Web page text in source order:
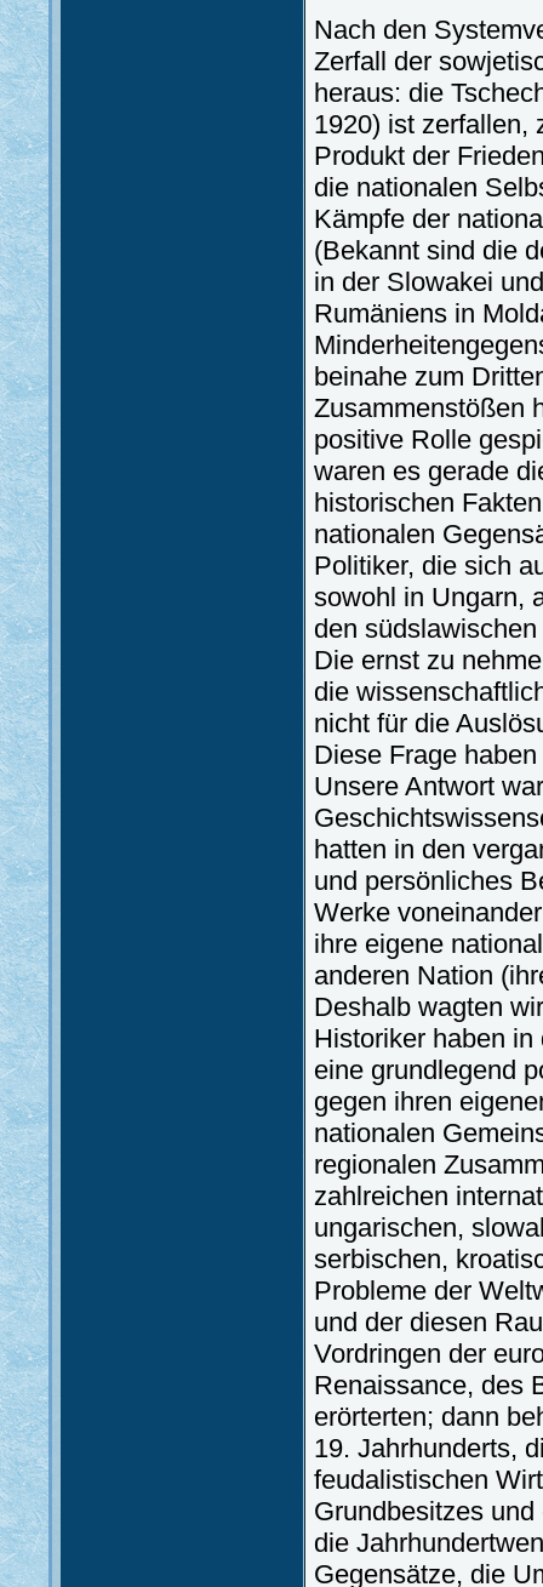
Nach den
Zerfall der
heraus: die
1920) ist zerfallen,
Produkt der
die nationalen
Kämpfe der
(Bekannt sind die
in der Slowakei
Rumäniens in
beinahe zum
Zusammenstößen
positive Rolle
waren es gerade
historischen
nationalen
Politiker, die sich
sowohl in Ungarn,
den
Die ernst zu
die
nicht für die
Diese Frage
Unsere Antwort
hatten in den
und persönliches
Werke
ihre eigene
anderen Nation
Deshalb wagten
Historiker haben
eine grundlegend
gegen ihren
nationalen
regionalen
zahlreichen
ungarischen,
serbischen,
Probleme der
und der diesen
Vordringen der
Renaissance, des
erörterten; dann
19. Jahrhunderts,
feudalistischen
Grundbesitzes
die
Gegensätze, die